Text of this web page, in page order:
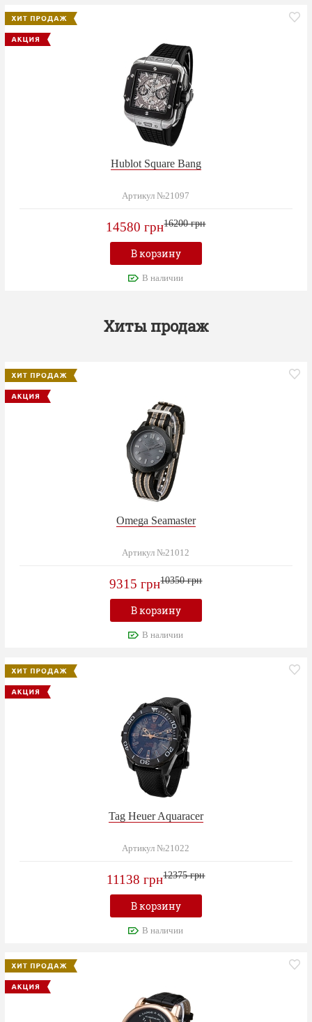
Hublot Square Bang
Артикул №21097
14580 грн16200 грн
В корзину
В наличии
Хиты продаж
Omega Seamaster
Артикул №21012
9315 грн10350 грн
В корзину
В наличии
Tag Heuer Aquaracer
Артикул №21022
11138 грн12375 грн
В корзину
В наличии